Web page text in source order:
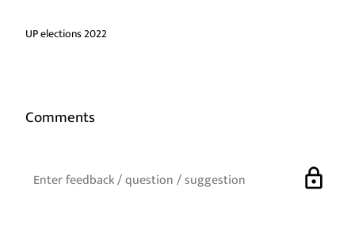
UP elections 2022
Comments
lock